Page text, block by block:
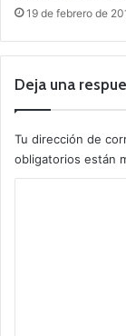
19 de febrero de
Deja una
Tu dirección de
obligatorios están